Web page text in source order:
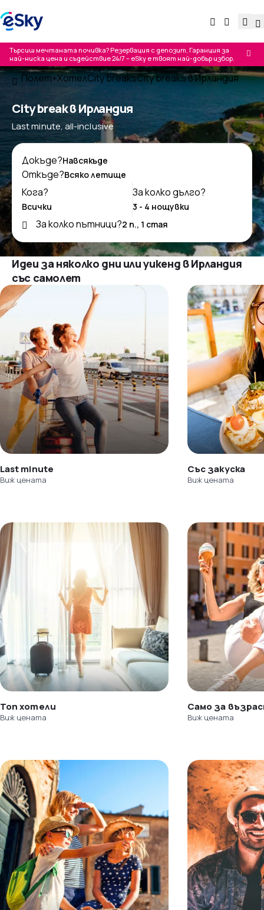
Търсиш мечтаната почивка? Резервация с депозит, Гаранция за
най-ниска цена и съдействие 24/7 – eSky е твоят най-добър избор.
Полет+ХотелCity breaksCity breaks в Ирландия
City break в Ирландия
Last minute, all-inclusive
Докъде?
Откъде?
Кога?
За колко дълго?
За колко пътници?
Идеи за няколко дни или уикенд в Ирландия
със самолет
Last minute
Виж цената
Със закуска
Виж цената
Топ хотели
Виж цената
Само за
Виж цената